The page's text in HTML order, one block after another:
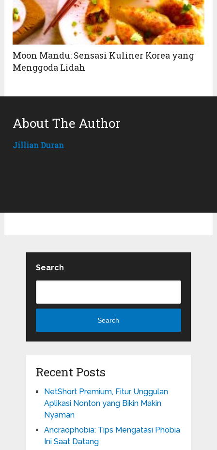
Moon Mandu: Sensasi Kuliner Korea yang
Menggoda Lidah
About The Author
Jillian Duran
Search
Search
Recent Posts
NetShort Premium, Fitur Unggulan
Aplikasi Nonton yang Bikin Makin
Nyaman
Ancraophobia: Tips Mengatasi Phobia
Ini Saat Datang